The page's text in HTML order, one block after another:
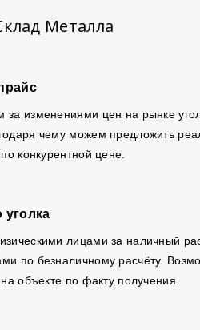
Металла
за изменениями цен на рынке
чему можем предложить
конкурентной цене.
уголка
лицами за наличный
по безналичному расчёту.
объекте по факту получения.